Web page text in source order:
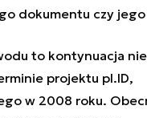
dokumentu czy
to kontynuacja
projektu pl.ID,
w 2008 roku.